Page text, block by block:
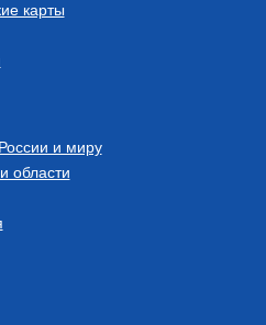
карты
и миру
области